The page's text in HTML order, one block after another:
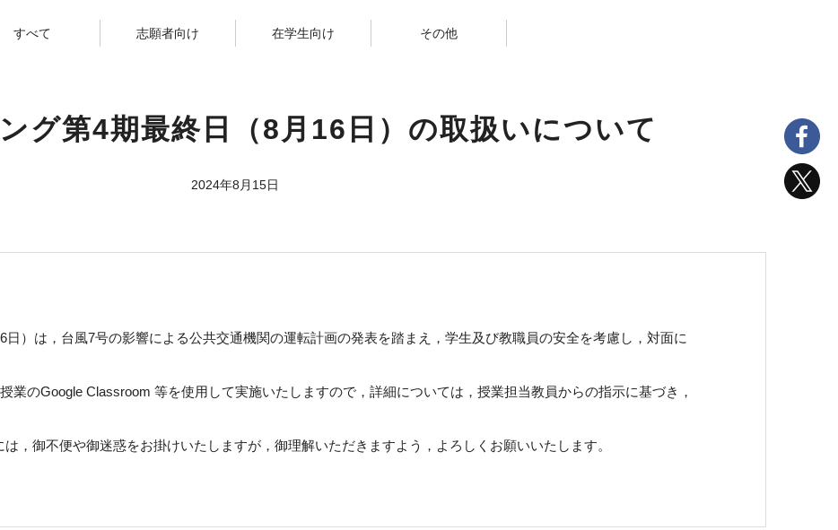
すべて 志願者向け 在学生向け その他
グ第4期最終日（8月16日）の取扱いについて
2024年8月15日
日）は，台風7号の影響による公共交通機関の運転計画の発表を踏まえ，学生及び教職員の安全を考慮し，対面に
業のGoogle Classroom 等を使用して実施いたしますので，詳細については，授業担当教員からの指示に基づき，
，御不便や御迷惑をお掛けいたしますが，御理解いただきますよう，よろしくお願いいたします。